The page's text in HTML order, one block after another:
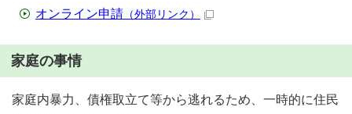
オンライン申請 （外部リンク）
家庭の事情
家庭内暴力、債権取立て等から逃れるため、一時的に住民